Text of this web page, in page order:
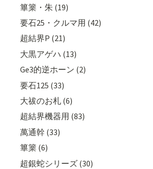
篳篥・朱 (19)
要石25・クルマ用 (42)
超結界P (21)
大黒アゲハ (13)
Ge3的逆ホーン (2)
要石125 (33)
大祓のお札 (6)
超結界機器用 (83)
萬通幹 (33)
篳篥 (6)
超銀蛇シリーズ (30)